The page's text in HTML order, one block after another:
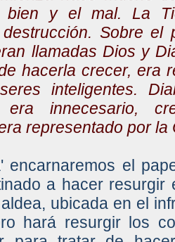
bien y el mal. La
Sobre el
llamadas Dios y
hacerla crecer, era
inteligentes.
era innecesario,
representado por la
encarnaremos el
a hacer resurgir
ubicada en el
hará resurgir los